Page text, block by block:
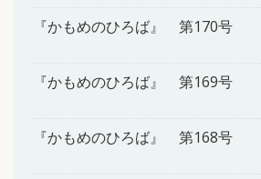
『かもめのひろば』 第170号
『かもめのひろば』 第169号
『かもめのひろば』 第168号